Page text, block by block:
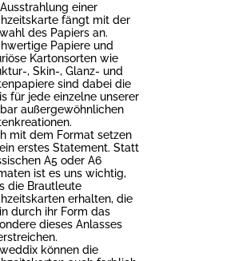
einer
fängt mit der
des Papiers an.
Papiere und
Kartonsorten wie
, Skin-, Glanz- und
sind dabei die
für jede einzelne unserer
außergewöhnlichen
mit dem Format setzen
erstes Statement. Statt
A5 oder A6
ist es uns wichtig,
die Brautleute
erhalten, die
durch ihr Form das
dieses Anlasses
können die